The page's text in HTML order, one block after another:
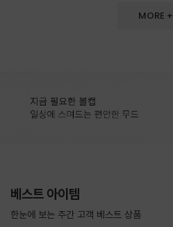
MORE +
베스트 아이템
한눈에 보는 주간 고객 베스트 상품